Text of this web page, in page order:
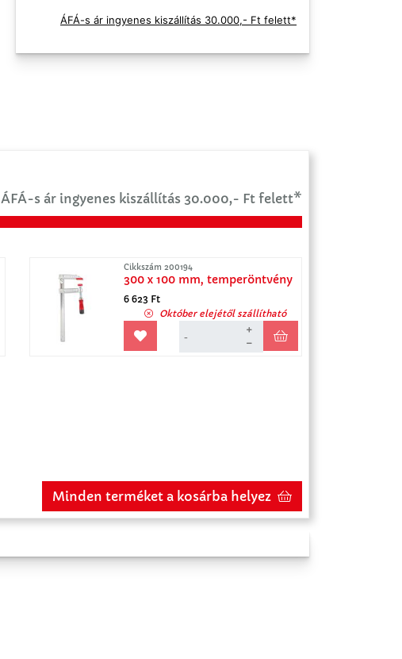
ÁFÁ-s ár ingyenes kiszállítás 30.000,- Ft felett*
ÁFÁ-s ár ingyenes kiszállítás 30.000,- Ft felett*
Cikkszám 200194
300 x 100 mm, temperöntvény
6 623 Ft
Október elejétől szállítható
Minden terméket a kosárba helyez